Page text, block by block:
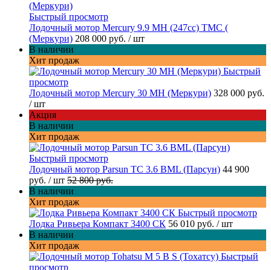
Быстрый просмотр
Лодочный мотор Mercury 9.9 МН (247cc) TMC (
(Меркури) 208 000 руб. / шт
В наличии
Хит продаж
Быстрый
просмотр
Лодочный мотор Mercury 30 MH (Меркури) 328 000 руб.
/ шт
Акция
В наличии
Хит продаж
Быстрый просмотр
Лодочный мотор Parsun TC 3.6 BML (Парсун) 44 900
руб. / шт 52 800 руб.
В наличии
Хит продаж
Быстрый просмотр
Лодка Ривьера Компакт 3400 СК 56 010 руб. / шт
В наличии
Хит продаж
Быстрый
просмотр